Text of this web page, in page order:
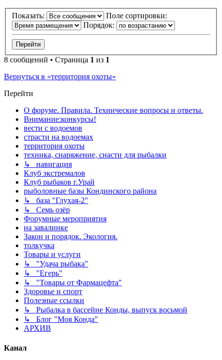
Показать:
Поле сортировки:
Порядок:
8 сообщений • Страница 1 из 1
Вернуться в «территория охоты»
Перейти
О форуме. Правила. Технические вопросы и ответы.
Внимание:конкурсы!
вести с водоемов
страсти на водоемах
территория охоты
техника, снаряжение, снасти для рыбалки
↳ навигация
Клуб экстремалов
Клуб рыбаков г.Урай
рыболовные базы Кондинского района
↳ база "Глухая-2"
↳ Семь озёр
Форумные мероприятия
на завалинке
Закон и порядок. Экология.
толкучка
Товары и услуги
↳ "Удача рыбака"
↳ "Егерь"
↳ "Товары от Фармацефта"
Здоровье и спорт
Полезные ссылки
↳ Рыбалка в бассейне Конды, выпуск восьмой
↳ Блог "Моя Конда"
АРХИВ
Канал